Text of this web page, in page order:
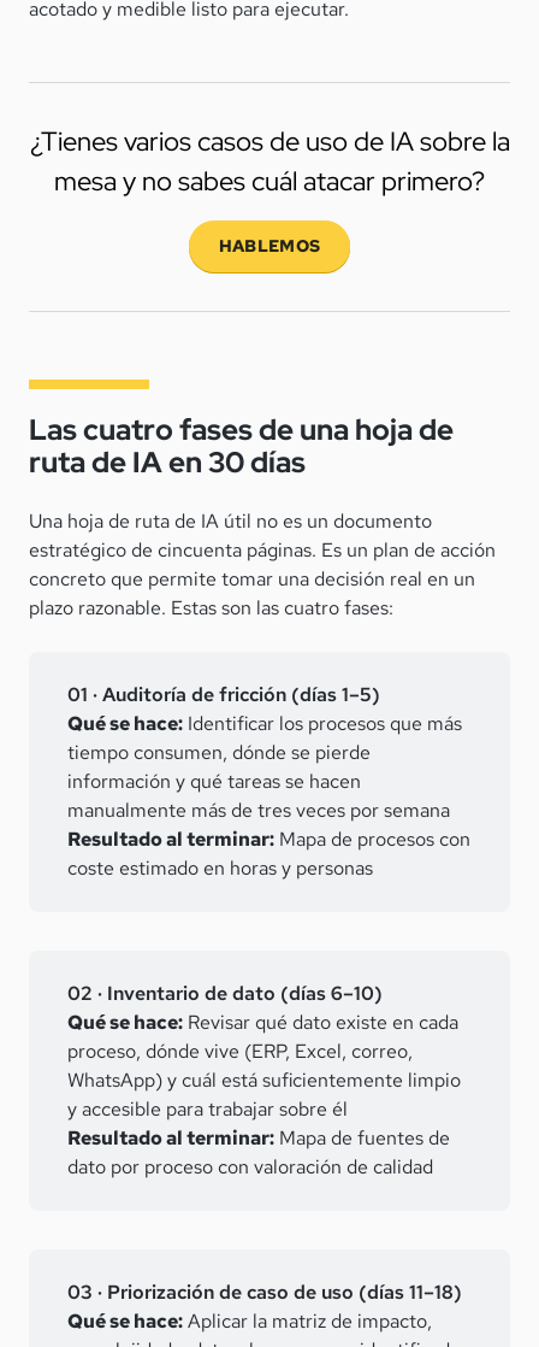
acotado y medible listo para ejecutar.
¿Tienes varios casos de uso de IA sobre la
mesa y no sabes cuál atacar primero?
HABLEMOS
Las cuatro fases de una hoja de
ruta de IA en 30 días
Una hoja de ruta de IA útil no es un documento
estratégico de cincuenta páginas. Es un plan de acción
concreto que permite tomar una decisión real en un
plazo razonable. Estas son las cuatro fases:
01 · Auditoría de fricción (días 1–5)
Qué se hace: Identificar los procesos que más
tiempo consumen, dónde se pierde
información y qué tareas se hacen
manualmente más de tres veces por semana
Resultado al terminar: Mapa de procesos con
coste estimado en horas y personas
02 · Inventario de dato (días 6–10)
Qué se hace: Revisar qué dato existe en cada
proceso, dónde vive (ERP, Excel, correo,
WhatsApp) y cuál está suficientemente limpio
y accesible para trabajar sobre él
Resultado al terminar: Mapa de fuentes de
dato por proceso con valoración de calidad
03 · Priorización de caso de uso (días 11–18)
Qué se hace:Aplicar la matriz de impacto,